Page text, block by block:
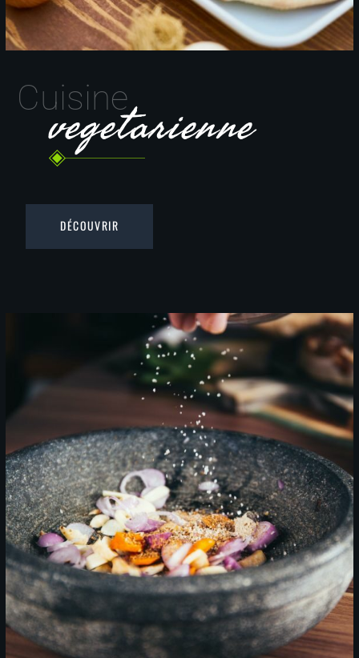
Cuisine
vegetarienne
DÉCOUVRIR